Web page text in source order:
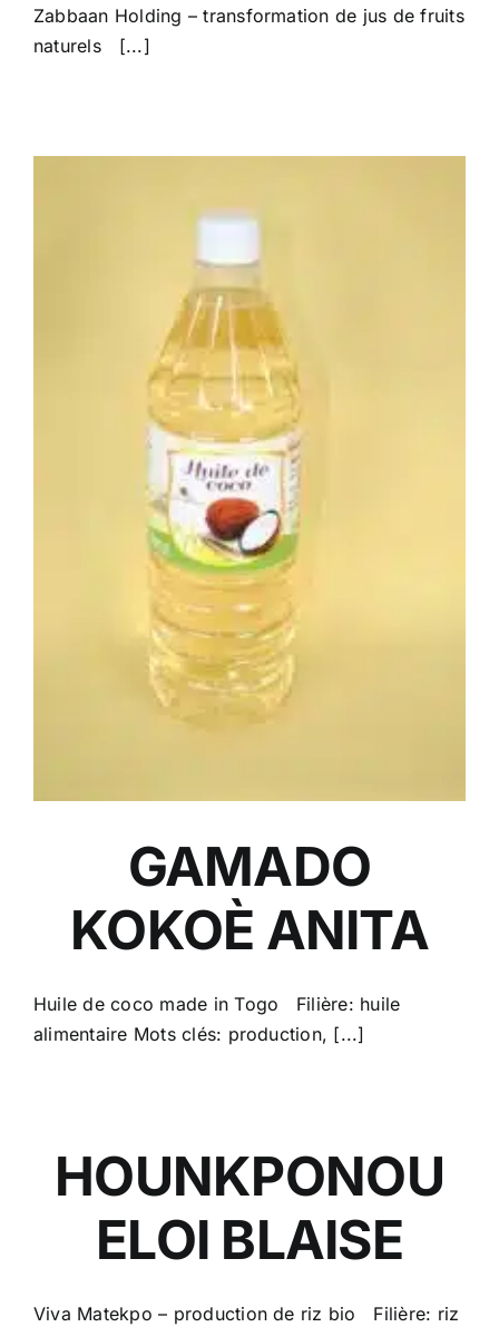
Zabbaan Holding – transformation de jus de fruits
naturels [...]
GAMADO
KOKOÈ ANITA
Huile de coco made in Togo Filière: huile
alimentaire Mots clés: production, [...]
HOUNKPONOU
ELOI BLAISE
Viva Matekpo – production de riz bio Filière: riz